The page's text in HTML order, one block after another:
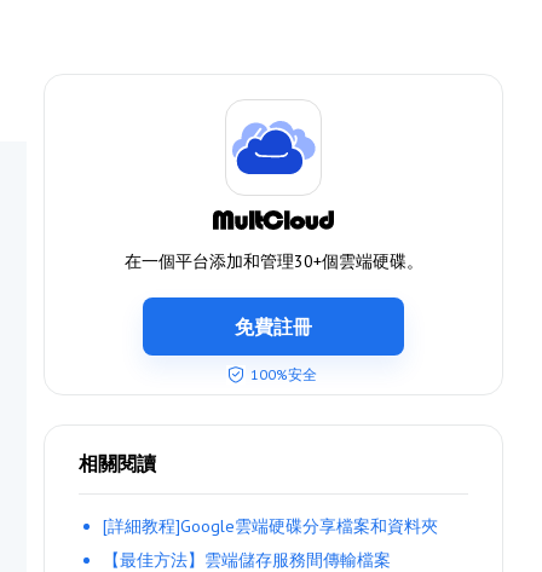
在一個平台添加和管理30+個雲端硬碟。
免費註冊
100%安全
相關閱讀
[詳細教程]Google雲端硬碟分享檔案和資料夾
【最佳方法】雲端儲存服務間傳輸檔案